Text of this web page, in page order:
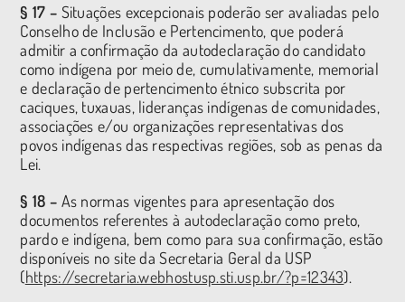
§ 17 – Situações excepcionais poderão ser avaliadas pelo
Conselho de Inclusão e Pertencimento, que poderá
admitir a confirmação da autodeclaração do candidato
como indígena por meio de, cumulativamente, memorial
e declaração de pertencimento étnico subscrita por
caciques, tuxauas, lideranças indígenas de comunidades,
associações e/ou organizações representativas dos
povos indígenas das respectivas regiões, sob as penas da
Lei.
§ 18 – As normas vigentes para apresentação dos
documentos referentes à autodeclaração como preto,
pardo e indígena, bem como para sua confirmação, estão
disponíveis no site da Secretaria Geral da USP
(https://secretaria.webhostusp.sti.usp.br/?p=12343).